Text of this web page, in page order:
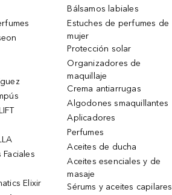
Faciales
Elixir
Bálsamos labiales
Estuches de perfumes de
mujer
Protección solar
Organizadores de
maquillaje
Crema antiarrugas
Algodones smaquillantes
Aplicadores
Perfumes
Aceites de ducha
Aceites esenciales y de
masaje
Sérums y aceites capilares